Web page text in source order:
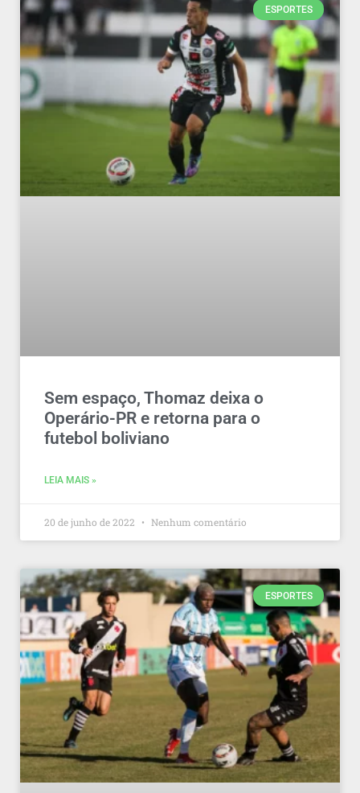
ESPORTES
Sem espaço, Thomaz deixa o
Operário-PR e retorna para o
futebol boliviano
LEIA MAIS »
20 de junho de 2022 Nenhum comentário
ESPORTES